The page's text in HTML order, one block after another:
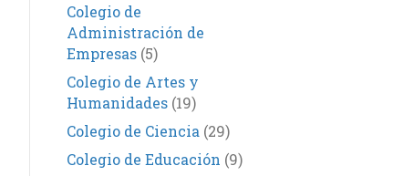
Colegio de
Administración de
Empresas(5)
Colegio de Artes y
Humanidades(19)
Colegio de Ciencia (29)
Colegio de Educación (9)